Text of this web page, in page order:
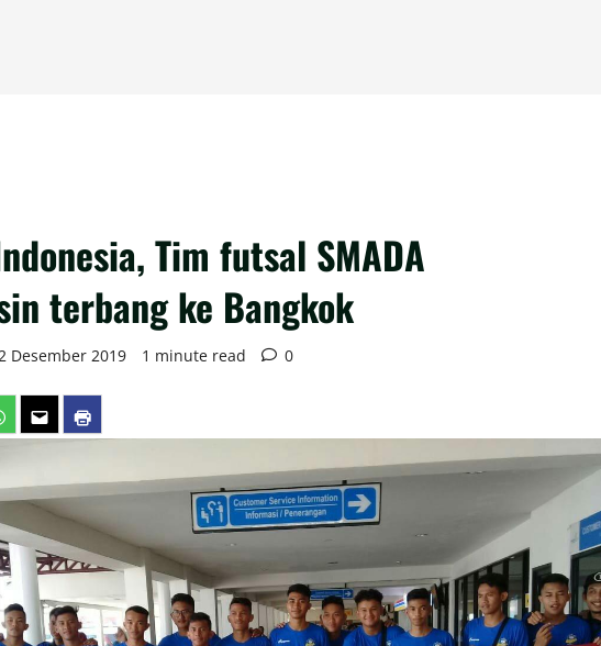
Tim futsal SMADA
terbang ke Bangkok
Desember 2019 1 minute read 0